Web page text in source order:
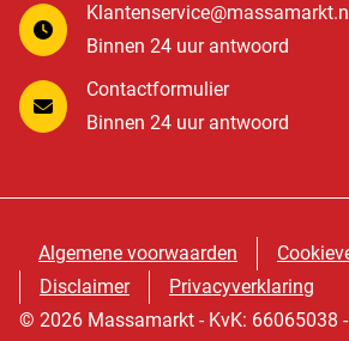
Binnen 24 uur antwoord
Contactformulier
Binnen 24 uur antwoord
Algemene voorwaarden
Disclaimer
Privacyverklaring
© 2026 Massamarkt - KvK: 66065038 -